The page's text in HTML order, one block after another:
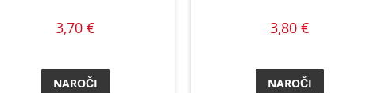
3,70 €
NAROČI
3,80 €
NAROČI